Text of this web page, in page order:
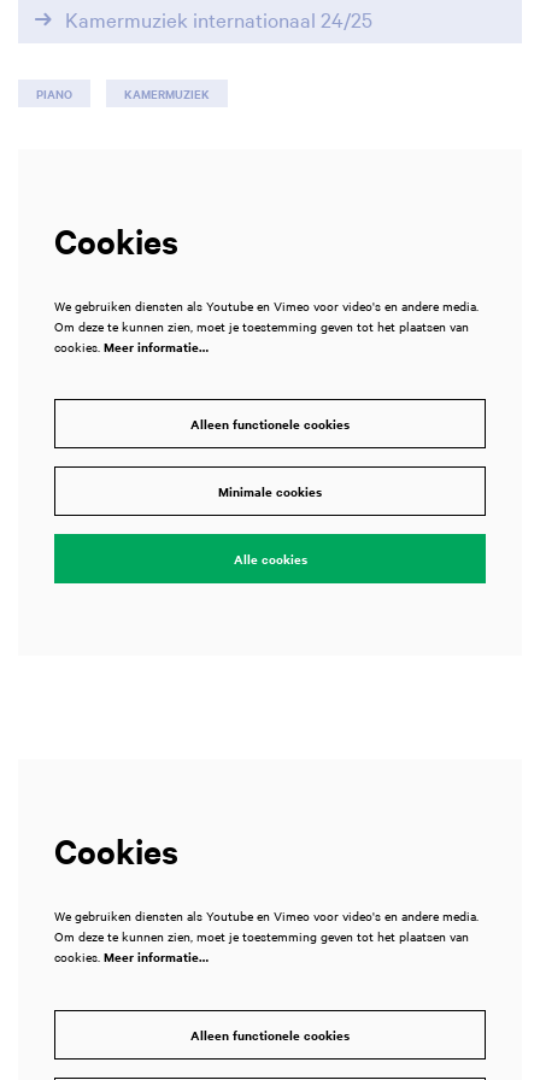
Kamermuziek internationaal 24/25
PIANO KAMERMUZIEK
Cookies
We gebruiken diensten als Youtube en Vimeo voor video's en andere media.
Om deze te kunnen zien, moet je toestemming geven tot het plaatsen van
cookies. Meer informatie…
Alleen functionele cookies
Minimale cookies
Alle cookies
Cookies
We gebruiken diensten als Youtube en Vimeo voor video's en andere media.
Om deze te kunnen zien, moet je toestemming geven tot het plaatsen van
cookies. Meer informatie…
Alleen functionele cookies